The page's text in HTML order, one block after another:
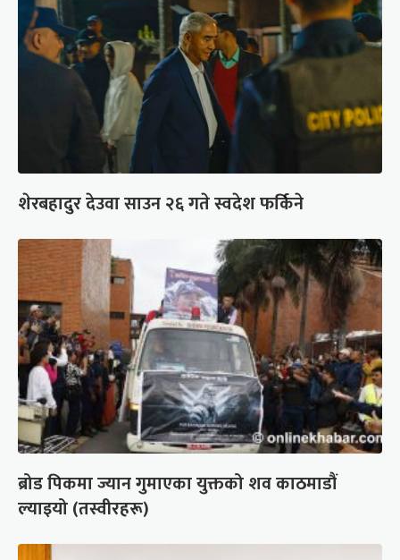
शेरबहादुर देउवा साउन २६ गते स्वदेश फर्किने
ब्रोड पिकमा ज्यान गुमाएका युक्तको शव काठमाडौं
ल्याइयो (तस्वीरहरू)